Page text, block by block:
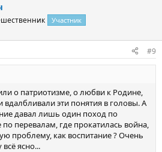
Участник
#9
о патриотизме, о любви к Родине,
вдалбливали эти понятия в головы. А
давал лишь один поход по
перевалам, где прокатилась война,
проблему, как воспитание ? Очень
ясно...